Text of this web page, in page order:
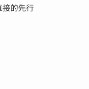
的先行